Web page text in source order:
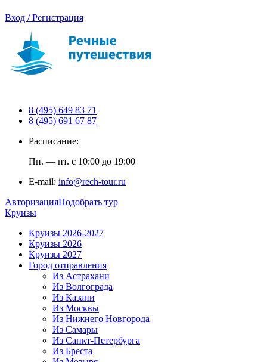
Вход / Регистрация
8 (495) 649 83 71
8 (495) 691 67 87
Расписание:
Пн. — пт. с 10:00 до 19:00
E-mail: info@rech-tour.ru
АвторизацияПодобрать тур
Круизы
Круизы 2026-2027
Круизы 2026
Круизы 2027
Город отправления
Из Астрахани
Из Волгограда
Из Казани
Из Москвы
Из Нижнего Новгорода
Из Самары
Из Санкт-Петербурга
Из Бреста